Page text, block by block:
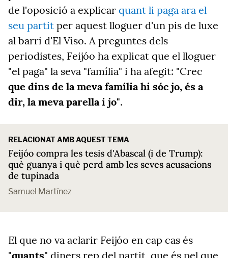
de l'oposició a explicar quant li paga ara el
seu partit per aquest lloguer d'un pis de luxe
al barri d'El Viso. A preguntes dels
periodistes, Feijóo ha explicat que el lloguer
"el paga" la seva "família" i ha afegit: "Crec
que dins de la meva família hi sóc jo, és a
dir, la meva parella i jo".
RELACIONAT AMB AQUEST TEMA
Feijóo compra les tesis d'Abascal (i de Trump):
què guanya i què perd amb les seves acusacions
de tupinada
Samuel Martínez
El que no va aclarir Feijóo en cap cas és
"quants" diners rep del partit, que és pel que